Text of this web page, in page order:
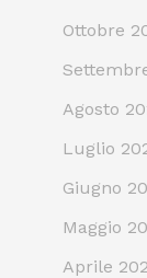
Ottobre
Agosto
Luglio
Giugno
Maggio
Aprile